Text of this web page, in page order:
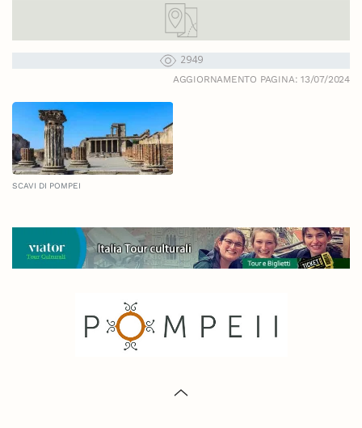
2949
AGGIORNAMENTO PAGINA: 13/07/2024
SCAVI DI POMPEI